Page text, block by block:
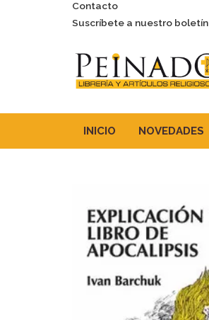
Contacto
Suscríbete a nuestro boletín
INICIO NOVEDADES